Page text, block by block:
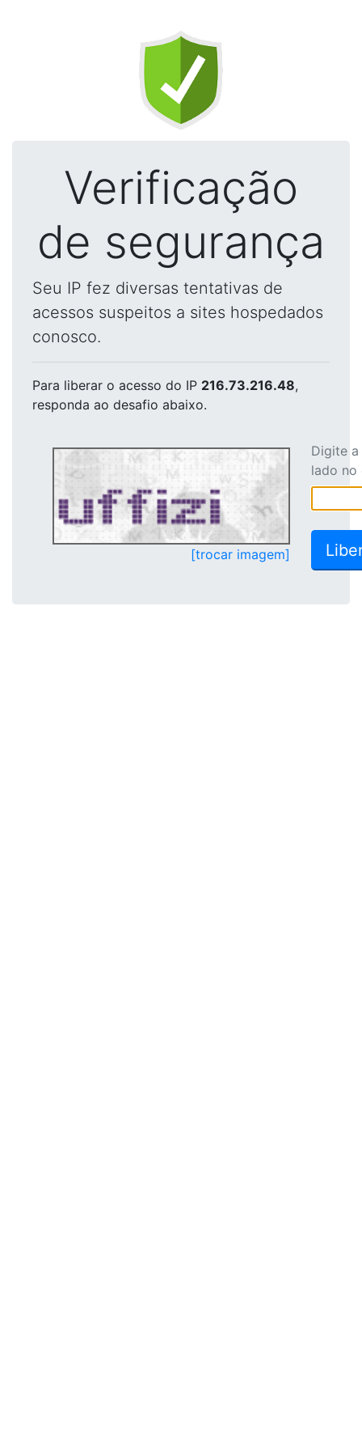
Verificação
de segurança
Seu IP fez diversas tentativas de
acessos suspeitos a sites hospedados
conosco.
Para liberar o acesso do IP 216.73.216.48,
responda ao desafio abaixo.
[trocar imagem]
Digite
lado no